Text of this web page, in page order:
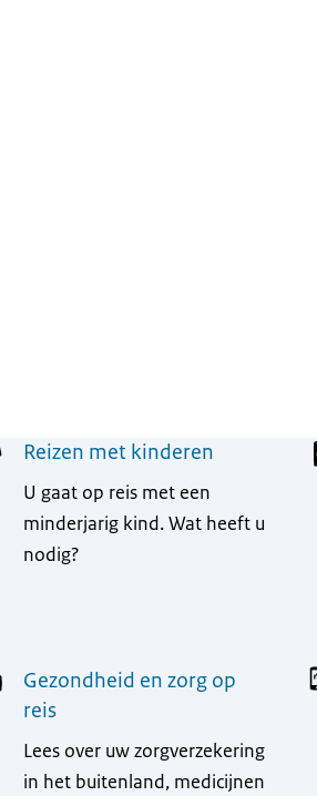
Reizen met kinderen
U gaat op reis met een
minderjarig kind. Wat heeft u
nodig?
Gezondheid en zorg op
reis
Lees over uw zorgverzekering
in het buitenland, medicijnen